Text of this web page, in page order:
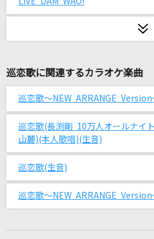
aiko
Love Song
ダーリン
Mrs. GREEN APPLE
からくりピエロ
40mP feat.初音ミク
supercell
巡恋歌に関連するカラオケ楽曲
巡恋歌～NEW ARRANGE Version
巡恋歌(長渕剛 10万人オールナイ
山麓)(本人歌唱)(生音)
巡恋歌(生音)
巡恋歌～NEW ARRANGE Version